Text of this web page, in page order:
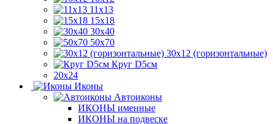
11х13
15х18
30x40
50x70
30x12 (горизонтальные)
Круг D5см
20х24
Иконы
Автоиконы
ИКОНЫ именные
ИКОНЫ на подвеске